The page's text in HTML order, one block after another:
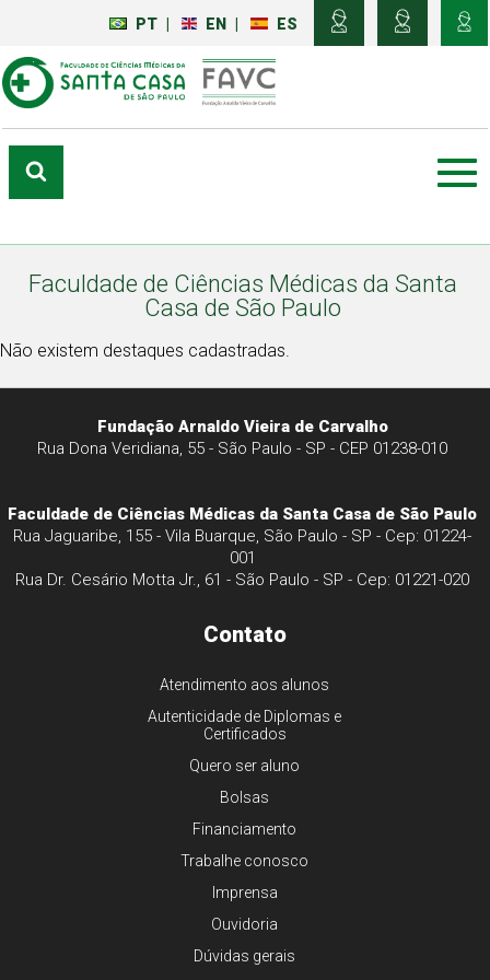
PT EN ES
Faculdade de Ciências Médicas da Santa
Casa de São Paulo
Não existem destaques cadastradas.
Fundação Arnaldo Vieira de Carvalho
Rua Dona Veridiana, 55 - São Paulo - SP - CEP 01238-010
Faculdade de Ciências Médicas da Santa Casa de São Paulo
Rua Jaguaribe, 155 - Vila Buarque, São Paulo - SP - Cep: 01224-
001
Rua Dr. Cesário Motta Jr., 61 - São Paulo - SP - Cep: 01221-020
Contato
Atendimento aos alunos
Autenticidade de Diplomas e
Certificados
Quero ser aluno
Bolsas
Financiamento
Trabalhe conosco
Imprensa
Ouvidoria
Dúvidas gerais